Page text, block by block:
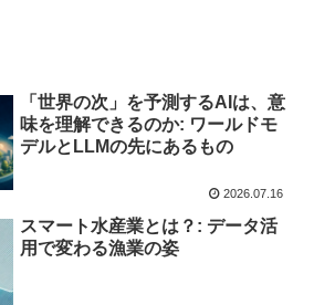
「世界の次」を予測するAIは、意
味を理解できるのか: ワールドモ
デルとLLMの先にあるもの
2026.07.16
スマート水産業とは？: データ活
用で変わる漁業の姿